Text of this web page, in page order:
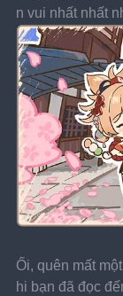
n vui nhất nhất
Ối, quên mất
hi bạn đã đọc